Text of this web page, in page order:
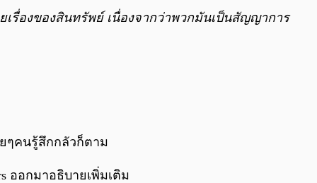
รื่องของสินทรัพย์ เนื่องจากว่าพวกมันเป็นสัญญาการ
ๆคนรู้สึกกลัวก็ตาม
ออกมาอธิบายเพิ่มเติม